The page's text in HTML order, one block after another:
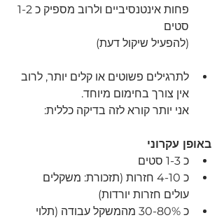
סטים
(להפעיל שיקול דעת)
לתרגילים פשוטים או קלים יותר, לרוב
אין צורך בחימום מיוחד.
אני יותר קורא לזה בדיקה כללית:
באופן עקרוני
כ 1-3 סטים
כ 4-10 חזרות (תזכורת: משקלים
עולים חזרות יורדות)
כ 30-80% מהמשקל עבודה (תלוי